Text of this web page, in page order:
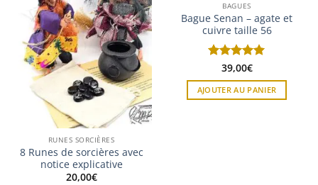
RUNES SORCIÈRES
8 Runes de sorcières avec
notice explicative
20,00€
BAGUES
Bague Senan – agate et
cuivre taille 56
Note5sur
5
39,00€
AJOUTER AU PANIER